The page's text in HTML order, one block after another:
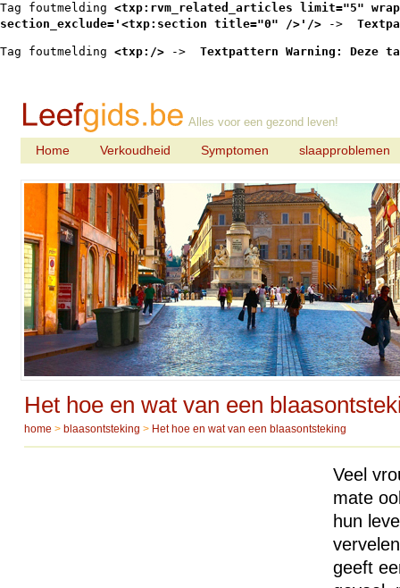
Tag foutmelding <txp:rvm_related_articles limit="5"
section_exclude='<txp:section title="0" />'/> ->
Tag foutmelding <txp:/> -> Textpattern Warning: Deze
Alles voor een gezond leven!
Home Verkoudheid Symptomen slaapproblemen
Het hoe en wat van een
home > blaasontsteking > Het hoe en wat van een blaasontsteking
Veel
mate
hun
geeft